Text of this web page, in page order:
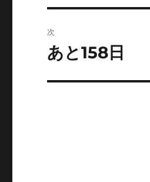
ゲ
投
稿:
次
次
投
あと158日